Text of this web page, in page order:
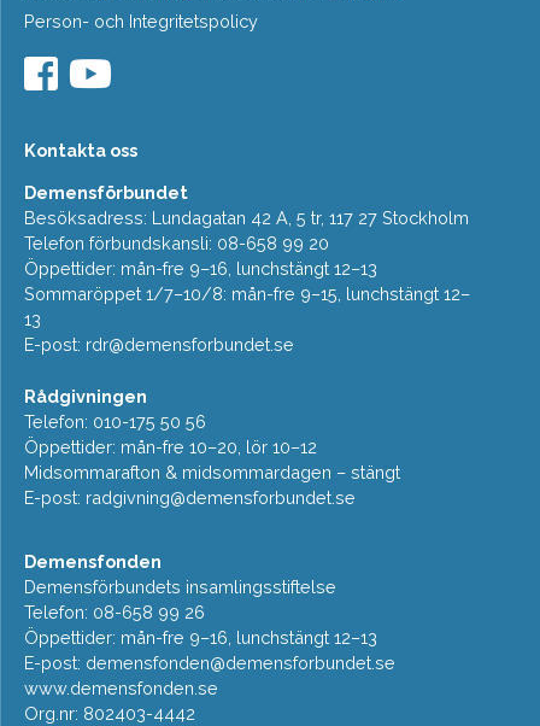
Person- och Integritetspolicy
Kontakta oss
Demensförbundet
Besöksadress: Lundagatan 42 A, 5 tr, 117 27 Stockholm
Telefon förbundskansli: 08-658 99 20
Öppettider: mån-fre 9–16, lunchstängt 12–13
Sommaröppet 1/7–10/8: mån-fre 9–15, lunchstängt 12–
13
E-post: rdr@demensforbundet.se
Rådgivningen
Telefon: 010-175 50 56
Öppettider: mån-fre 10–20, lör 10–12
Midsommarafton & midsommardagen – stängt
E-post: radgivning@demensforbundet.se
Demensfonden
Demensförbundets insamlingsstiftelse
Telefon: 08-658 99 26
Öppettider: mån-fre 9–16, lunchstängt 12–13
E-post: demensfonden@demensforbundet.se
www.demensfonden.se
Org.nr: 802403-4442